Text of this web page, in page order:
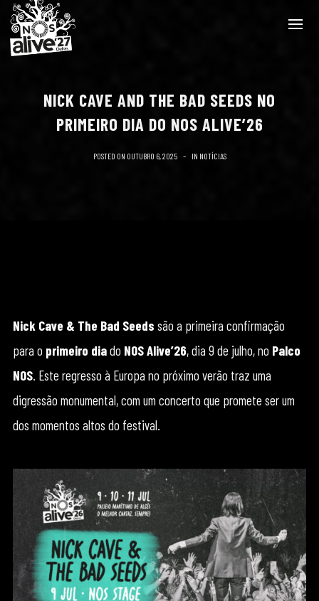
NICK CAVE AND THE BAD SEEDS NO
PRIMEIRO DIA DO NOS ALIVE’26
POSTED ON OUTUBRO 6, 2025 IN NOTÍCIAS
Nick Cave & The Bad Seeds são a primeira confirmação
para o primeiro diado NOS Alive’26, dia 9 de julho, no Palco
NOS. Este regresso à Europa no próximo verão traz uma
digressão monumental, com um concerto que promete ser um
dos momentos altos do festival.